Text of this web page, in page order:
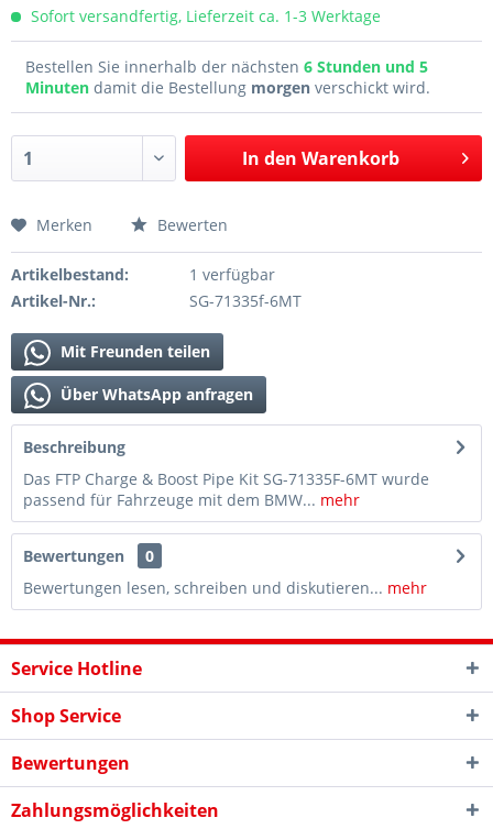
Sofort versandfertig, Lieferzeit ca. 1-3 Werktage
Bestellen Sie innerhalb der nächsten 6 Stunden und 5
Minuten damit die Bestellung morgen verschickt wird.
In den Warenkorb
Merken Bewerten
Artikelbestand:
1 verfügbar
Artikel-Nr.:
SG-71335f-6MT
Mit Freunden teilen
Über WhatsApp anfragen
Beschreibung
Das FTP Charge & Boost Pipe Kit SG-71335F-6MT wurde
passend für Fahrzeuge mit dem BMW... mehr
Bewertungen
0
Bewertungen lesen, schreiben und diskutieren... mehr
Service Hotline
Shop Service
Bewertungen
Zahlungsmöglichkeiten